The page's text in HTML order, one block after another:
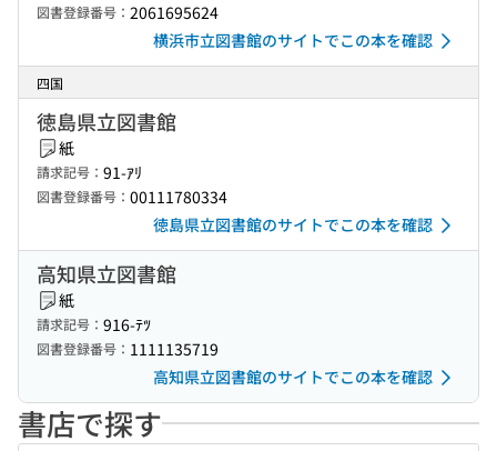
図書登録番号： 2061695624
横浜市立図書館のサイトでこの本を確認
四国
徳島県立図書館
紙
請求記号： 91-ｱﾘ
図書登録番号： 00111780334
徳島県立図書館のサイトでこの本を確認
高知県立図書館
紙
請求記号： 916-ﾃﾂ
図書登録番号： 1111135719
高知県立図書館のサイトでこの本を確認
書店で探す